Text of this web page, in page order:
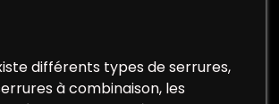
différents types de serrures,
à combinaison, les